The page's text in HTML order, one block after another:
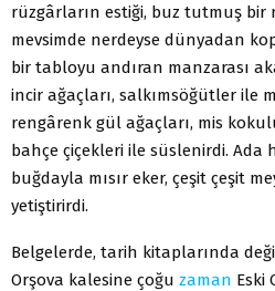
rüzgârların estiği, buz tutmuş bir
mevsimde nerdeyse dünyadan
bir tabloyu andıran manzarası
incir ağaçları, salkımsöğütler ile
rengârenk gül ağaçları, mis
bahçe çiçekleri ile süslenirdi. Ada
buğdayla mısır eker, çeşit çeşit
yetiştirirdi.
Belgelerde, tarih kitaplarında
Orşova kalesine çoğu zaman Eski